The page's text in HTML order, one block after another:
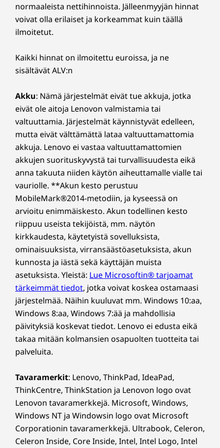
suorituskyky
Jopa 14. sukupolven Intel® Core™ -
varustettu ThinkCentre M70t Gen 5 -pöytäkone
on suorituskyvyn ja tehokkuuden voimanpesä.
optimoivat suorittimen suorituskyvyn,
tuulettimen nopeuden ja energiankulutuksen.
Varmistettu
digitaalinen
puolustus
Suojaa tietosi ja liiketoimintasi kattavalla
ThinkShield-tietoturvaratkaisupaketilla, joka
sisältää erillisen TPM-turvapiirin (dTPM), jotta
Fyysistä turvallisuutta vahvistavat Kensington
Slot™ -lukkopaikat, kotelon sähköiset lukot ja
monet muut ominaisuudet, jotka tarjoavat
vertaansa vailla olevan suojan.
voivat olla odotettua pienempiä.
Langaton
WiFi 6 AX201
reitittimistä/tukiasemista/yhdyskäytävistä, jotka tukevat WiFi 6E:tä, sekä alueellisista
sääntelysertifikaateista ja taajuuksien allokoinnista.
Rakenne
Mitat (K x L x S)
346 mm x 145 mm x 296 mm / 13,6” x 5,7” x 11,6”
Paino
Alkaen 5,9 kg
Väri
Raven Black
Kestävä kehitys
Materiaali
Kotelo:
Kotelo sisältää 85 % kulutustuotteista peräisin olevasta
materiaalista (PCC) kierrätettyä ABS-muovia
Pakkaus:
Pehmusteessa 90 % teollisuudesta kierrätetystä
materiaalista (PIC) paisutettua polyeteeniä (EPE)
Laukussa 30 % OBP-kierrätysmuovia (Ocean-Bound
Plastic)
Forest Stewardship Council® -sertifioitu pakkaus
Sertifioinnit/rekisteröinnit
®
14-Optional: Expansion card slots
16-Kensington Security Slot™
uhkia vastaan. Vapauta tietokoneen käyttökokemuksesi
koko potentiaali!
normaaleista nettihinnoista. Jälleenmyyjän hinnat
voivat olla erilaiset ja korkeammat kuin täällä
ilmoitetut.
Kaikki hinnat on ilmoitettu euroissa, ja ne
sisältävät ALV:n
Akku: Nämä järjestelmät eivät tue akkuja, jotka
eivät ole aitoja Lenovon valmistamia tai
valtuuttamia. Järjestelmät käynnistyvät edelleen,
mutta eivät välttämättä lataa valtuuttamattomia
akkuja. Lenovo ei vastaa valtuuttamattomien
akkujen suorituskyvystä tai turvallisuudesta eikä
anna takuuta niiden käytön aiheuttamalle vialle tai
vauriolle. **Akun kesto perustuu
MobileMark®2014-metodiin, ja kyseessä on
arvioitu enimmäiskesto. Akun todellinen kesto
riippuu useista tekijöistä, mm. näytön
kirkkaudesta, käytetyistä sovelluksista,
ominaisuuksista, virransäästöasetuksista, akun
kunnosta ja iästä sekä käyttäjän muista
asetuksista. Yleistä: Lue Microsoftin® tarjoamat
tärkeimmät tiedot, jotka voivat koskea ostamaasi
järjestelmää. Näihin kuuluvat mm. Windows 10:aa,
Windows 8:aa, Windows 7:ää ja mahdollisia
päivityksiä koskevat tiedot. Lenovo ei edusta eikä
takaa mitään kolmansien osapuolten tuotteita tai
palveluita.
Tavaramerkit: Lenovo, ThinkPad, IdeaPad,
ThinkCentre, ThinkStation ja Lenovon logo ovat
Lenovon tavaramerkkejä. Microsoft, Windows,
Windows NT ja Windowsin logo ovat Microsoft
Corporationin tavaramerkkejä. Ultrabook, Celeron,
Celeron Inside, Core Inside, Intel, Intel Logo, Intel